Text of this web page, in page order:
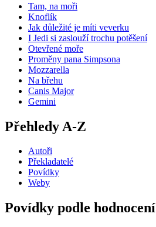
Tam, na moři
Knoflík
Jak důležité je míti veverku
I Jedi si zaslouží trochu potěšení
Otevřené moře
Proměny pana Simpsona
Mozzarella
Na břehu
Canis Major
Gemini
Přehledy A-Z
Autoři
Překladatelé
Povídky
Weby
Povídky podle hodnocení